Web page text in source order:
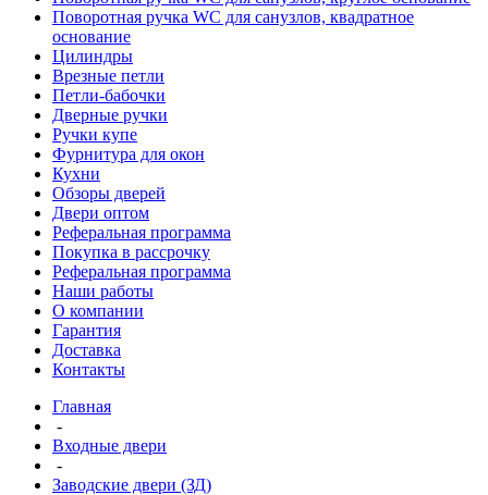
Поворотная ручка WC для санузлов, квадратное
основание
Цилиндры
Врезные петли
Петли-бабочки
Дверные ручки
Ручки купе
Фурнитура для окон
Кухни
Обзоры дверей
Двери оптом
Реферальная программа
Покупка в рассрочку
Реферальная программа
Наши работы
О компании
Гарантия
Доставка
Контакты
Главная
-
Входные двери
-
Заводские двери (ЗД)